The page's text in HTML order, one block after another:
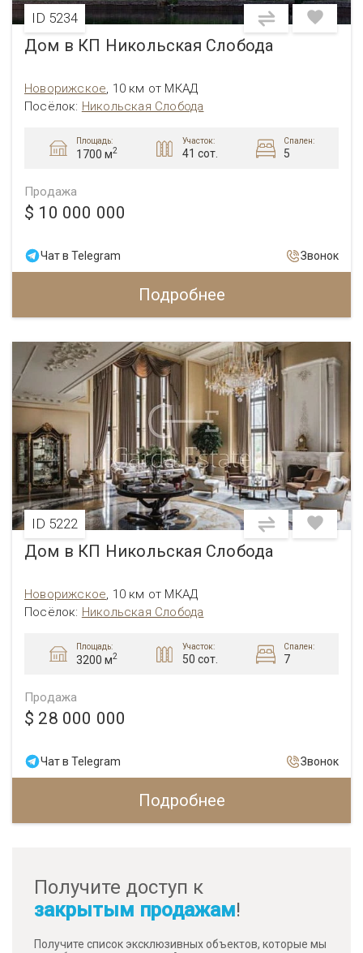
ID 5234
Дом в КП Никольская Слобода
Новорижское, 10 км от МКАД
Посёлок: Никольская Слобода
Площадь:
1700 м2
Участок:
41 сот.
Спален:
5
Продажа
$ 10 000 000
Чат в Telegram Звонок
Подробнее
ID 5222
Дом в КП Никольская Слобода
Новорижское, 10 км от МКАД
Посёлок: Никольская Слобода
Площадь:
3200 м2
Участок:
50 сот.
Спален:
7
Продажа
$ 28 000 000
Чат в Telegram Звонок
Подробнее
Получите доступ к
закрытым продажам!
Получите список эксклюзивных объектов, которые мы